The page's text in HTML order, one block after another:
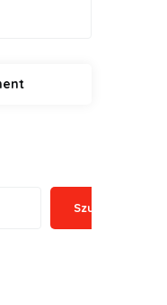
Szukaj